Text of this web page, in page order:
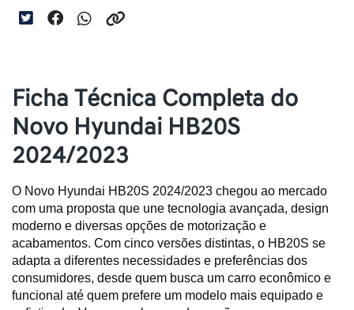
Ficha Técnica Completa do
Novo Hyundai HB20S
2024/2023
O Novo Hyundai HB20S 2024/2023 chegou ao mercado
com uma proposta que une tecnologia avançada, design
moderno e diversas opções de motorização e
acabamentos. Com cinco versões distintas, o HB20S se
adapta a diferentes necessidades e preferências dos
consumidores, desde quem busca um carro econômico e
funcional até quem prefere um modelo mais equipado e